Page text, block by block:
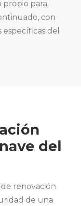
propio para
con
del
del
renovación
de una